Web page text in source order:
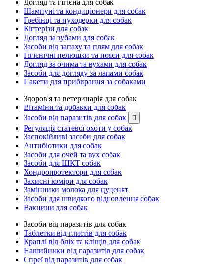
Догляд та гігієна для собак
Шампуні та кондиціонери для собак
Гребінці та пуходерки для собак
Кігтерізи для собак
Догляд за зубами для собак
Засоби від запаху та плям для собак
Гігієнічні пелюшки та пояси для собак
Догляд за очима та вухами для собак
Засоби для догляду за лапами собак
Пакети для прибирання за собаками
Здоров'я та ветеринарія для собак
Вітаміни та добавки для собак
Засоби від паразитів для собак

Регуляція статевої охоти у собак
Заспокійливі засоби для собак
Антибіотики для собак
Засоби для очей та вух собак
Засоби для ШКТ собак
Хондропротектори для собак
Захисні коміри для собак
Замінники молока для цуценят
Засоби для швидкого відновлення собак
Вакцини для собак
Засоби від паразитів для собак
Таблетки від глистів для собак
Краплі від бліх та кліщів для собак
Нашийники від паразитів для собак
Спреї від паразитів для собак